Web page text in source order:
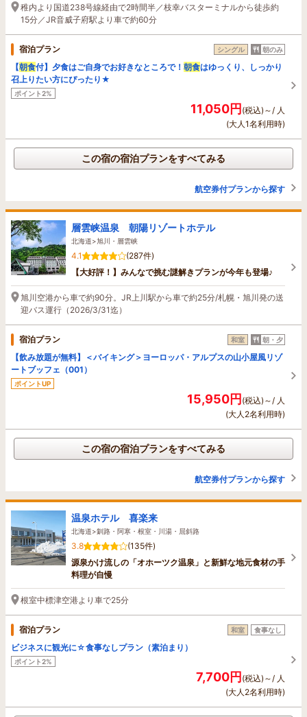
稚内より国道238号線経由で2時間半／枝幸バスターミナルから徒歩約
15分／JR音威子府駅より車で約60分
宿泊プラン シングル 朝のみ
【朝食付】夕食はご自身でお好きなところで！ 朝食はゆっくり、しっかり
召上りたい方にぴったり★
ポイント2%
11,050円(税込)～/ 人
(大人1名利用時)
この宿の宿泊プランをすべてみる
航空券付プランから探す
層雲峡温泉 朝陽リゾートホテル
北海道>旭川・層雲峡
4.1
(287件)
【大好評！】みんなで挑む謎解きプランが今年も登場♪
旭川空港から車で約90分。JR上川駅から車で約25分/札幌・旭川発の送
迎バス運行（2026/3/31迄）
宿泊プラン 和室 朝・夕
【飲み放題が無料】＜バイキング＞ヨーロッパ・アルプスの山小屋風リゾ
ートブッフェ（001）
ポイントUP
15,950円(税込)～/ 人
(大人2名利用時)
この宿の宿泊プランをすべてみる
航空券付プランから探す
温泉ホテル 喜楽来
北海道>釧路・阿寒・根室・川湯・屈斜路
3.8
(135件)
源泉かけ流しの「オホーツク温泉」と新鮮な地元食材の手
料理が自慢
根室中標津空港より車で25分
宿泊プラン 和室 食事なし
ビジネスに観光に☆食事なしプラン（素泊まり）
ポイント2%
7,700円(税込)～/ 人
(大人2名利用時)